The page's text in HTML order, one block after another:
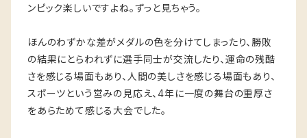
ンピック楽しいですよね。ずっと見ちゃう。
ほんのわずかな差がメダルの色を分けてしまったり、勝敗
の結果にとらわれずに選手同士が交流したり、運命の残酷
さを感じる場面もあり、人間の美しさを感じる場面もあり、
スポーツという営みの見応え、4年に一度の舞台の重厚さ
をあらためて感じる大会でした。